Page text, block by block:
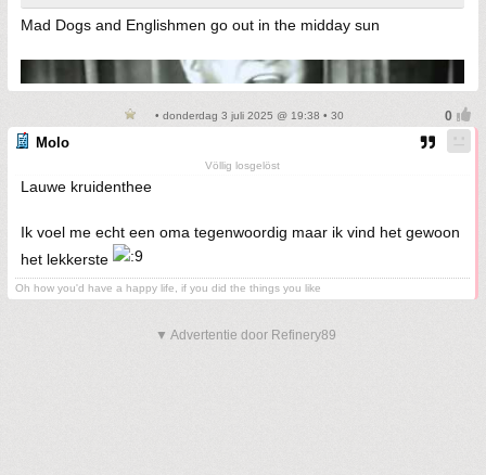
Mad Dogs and Englishmen go out in the midday sun
• donderdag 3 juli 2025 @ 19:38 • 30
Molo
Völlig losgelöst
Lauwe kruidenthee
Ik voel me echt een oma tegenwoordig maar ik vind het gewoon
het lekkerste
Oh how you'd have a happy life, if you did the things you like
▼ Advertentie door Refinery89